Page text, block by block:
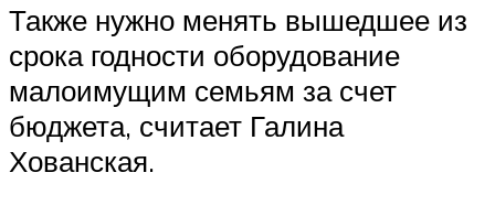
Также нужно менять вышедшее из
срока годности оборудование
малоимущим семьям за счет
бюджета, считает Галина
Хованская.